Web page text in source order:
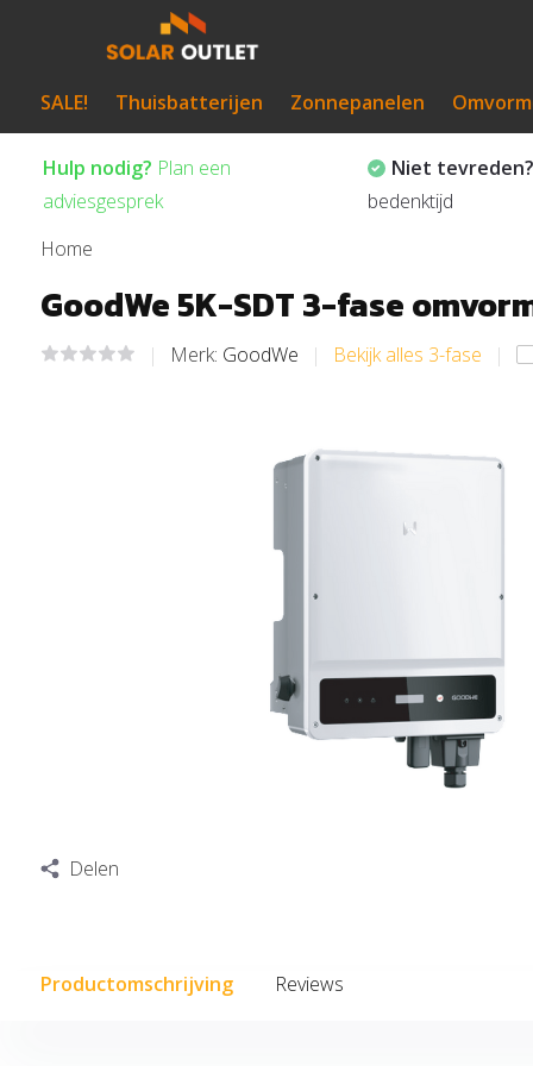
SALE! Thuisbatterijen Zonnepanelen
Hulp nodig? Plan een
adviesgesprek
Niet tevreden?
bedenktijd
Home
GoodWe 5K-SDT 3-fase
Merk: GoodWe Bekijk alles 3-fase
Delen
Productomschrijving Reviews